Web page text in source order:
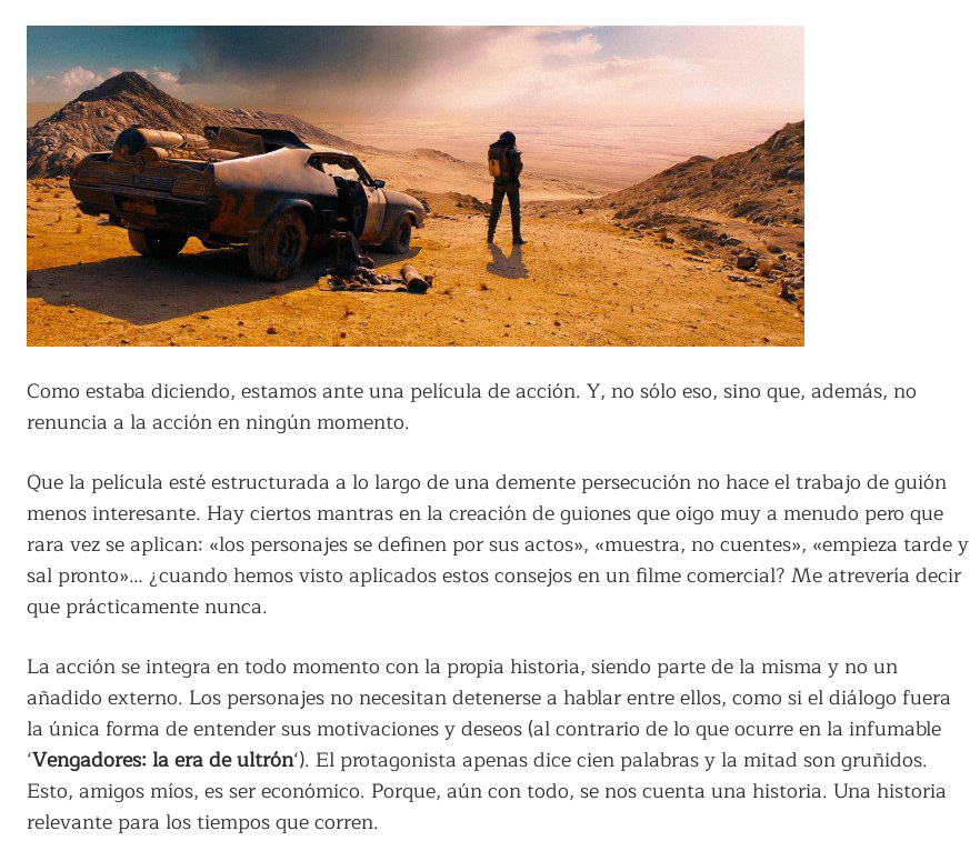
Como estaba diciendo, estamos ante una película de acción. Y, no sólo eso, sino que, además, no
renuncia a la acción en ningún momento.
Que la película esté estructurada a lo largo de una demente persecución no hace el trabajo de guión
menos interesante. Hay ciertos mantras en la creación de guiones que oigo muy a menudo pero que
rara vez se aplican: «los personajes se definen por sus actos», «muestra, no cuentes», «empieza tarde y
sal pronto»… ¿cuando hemos visto aplicados estos consejos en un filme comercial? Me atrevería decir
que prácticamente nunca.
La acción se integra en todo momento con la propia historia, siendo parte de la misma y no un
añadido externo. Los personajes no necesitan detenerse a hablar entre ellos, como si el diálogo fuera
la única forma de entender sus motivaciones y deseos (al contrario de lo que ocurre en la infumable
‘Vengadores: la era de ultrón‘). El protagonista apenas dice cien palabras y la mitad son gruñidos.
Esto, amigos míos, es ser económico. Porque, aún con todo, se nos cuenta una historia. Una historia
relevante para los tiempos que corren.